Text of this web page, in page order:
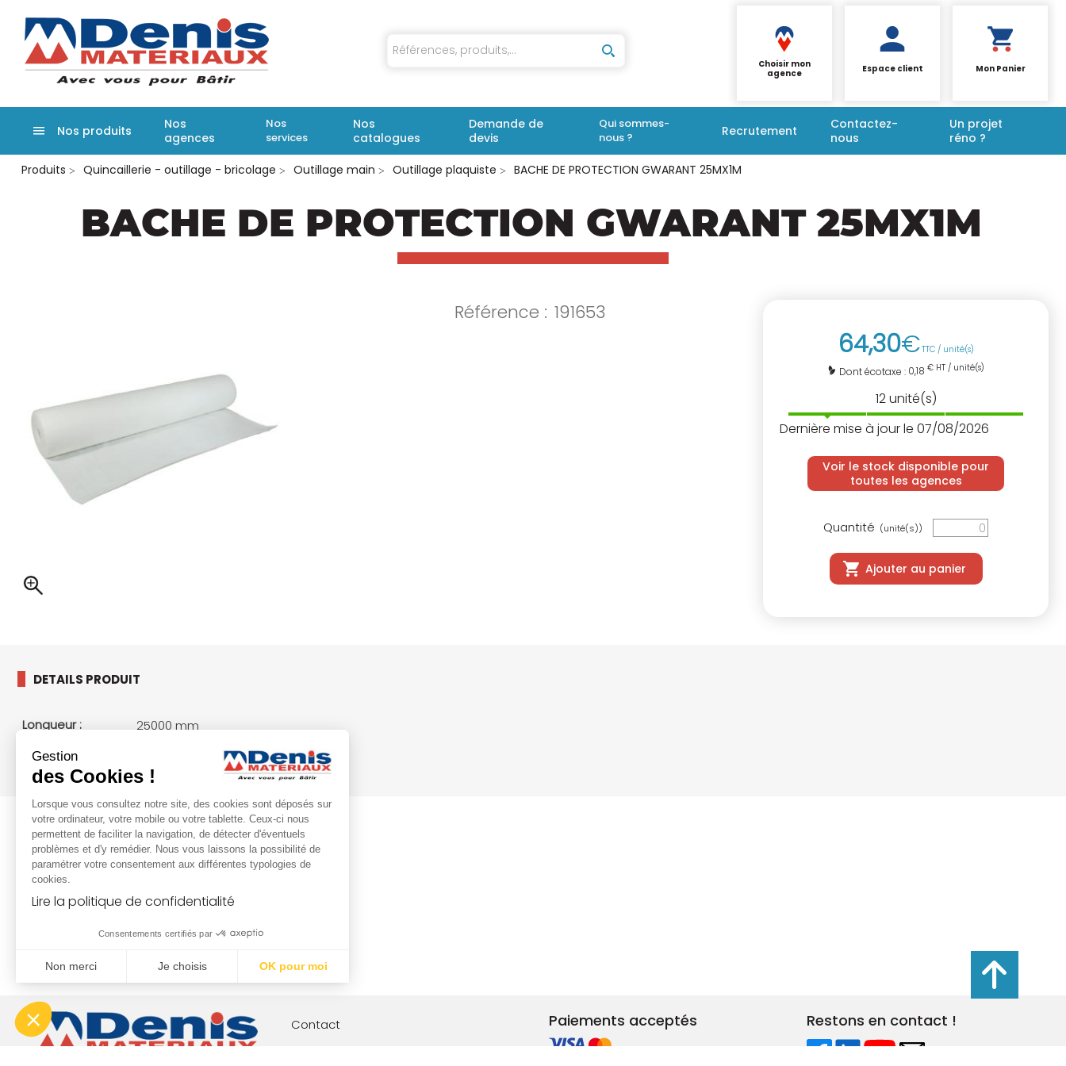
Aller
Choisir mon
agence
Espace client Mon Panier
Nos produits
Nos
agences
Nos
services
Nos
catalogues
Demande de
devis
Qui sommes-
nous ?
Recrutement
Contactez-
nous
Un projet
réno ?
Produits
Quincaillerie - outillage - bricolage Outillage main Outillage plaquiste BACHE DE PROTECTION GWARANT 25MX1M
BACHE DE PROTECTION GWARANT 25MX1M
Référence : 191653
64,30€TTC / unité(s)
Dont écotaxe : 0,18 € HT / unité(s)
12unité(s)
Dernière mise à jour le 07/08/2026
Voir le stock disponible pour
toutes les agences
Quantité (unité(s))
Ajouter au panier
DETAILS PRODUIT
Longueur :
25000 mm
Poids :
3 kg/unité(s)
Contact
Paiements acceptés Restons en contact !
Gestion
des Cookies !
Lorsque vous consultez notre site, des cookies sont déposés sur
votre ordinateur, votre mobile ou votre tablette. Ceux-ci nous
permettent de faciliter la navigation, de détecter d'éventuels
problèmes et d'y remédier. Nous vous laissons la possibilité de
paramétrer votre consentement aux différentes typologies de
cookies.
Lire la politique de confidentialité
Consentements certifiés par
Non merci Je choisis OK pour moi
Notre plateforme vous permet d'adapter et de gérer vos paramètres de confidentialité, en garantissant la conformité avec les réglementations. Personnalisez vos préférences pour